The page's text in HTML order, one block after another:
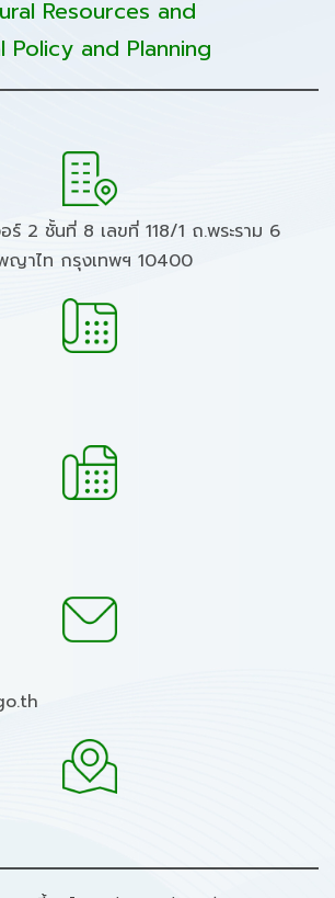
Resources and
Policy and Planning
ร์ 2 ชั้นที่ 8 เลขที่ 118/1 ถ.พระราม 6
ญาไท กรุงเทพฯ 10400